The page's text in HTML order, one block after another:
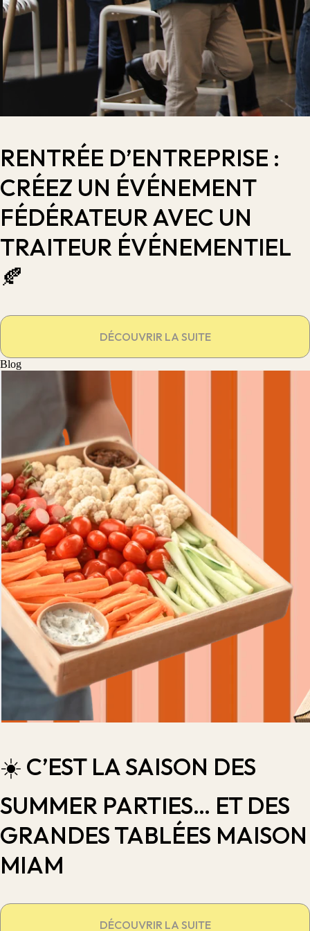
RENTRÉE D’ENTREPRISE :
CRÉEZ UN ÉVÉNEMENT
FÉDÉRATEUR AVEC UN
TRAITEUR ÉVÉNEMENTIEL
🍂
DÉCOUVRIR LA SUITE
Blog
☀️ C’EST LA SAISON DES
SUMMER PARTIES… ET DES
GRANDES TABLÉES MAISON
MIAM
DÉCOUVRIR LA SUITE